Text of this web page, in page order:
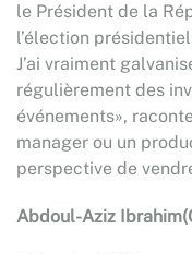
le Président de la
l’élection
J’ai vraiment
régulièrement des
événements»,
manager ou un
perspective de
Abdoul-Aziz